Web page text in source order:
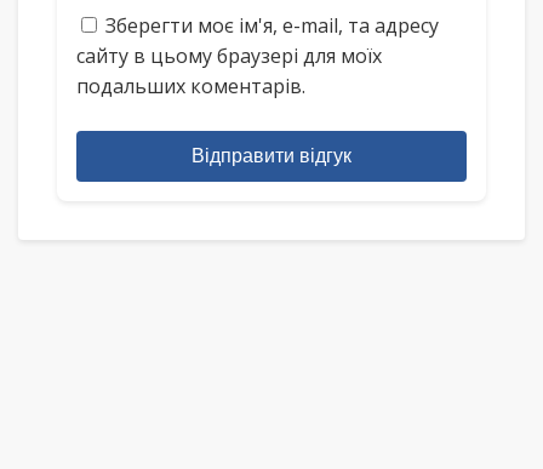
Зберегти моє ім'я, e-mail, та адресу
сайту в цьому браузері для моїх
подальших коментарів.
Відправити відгук